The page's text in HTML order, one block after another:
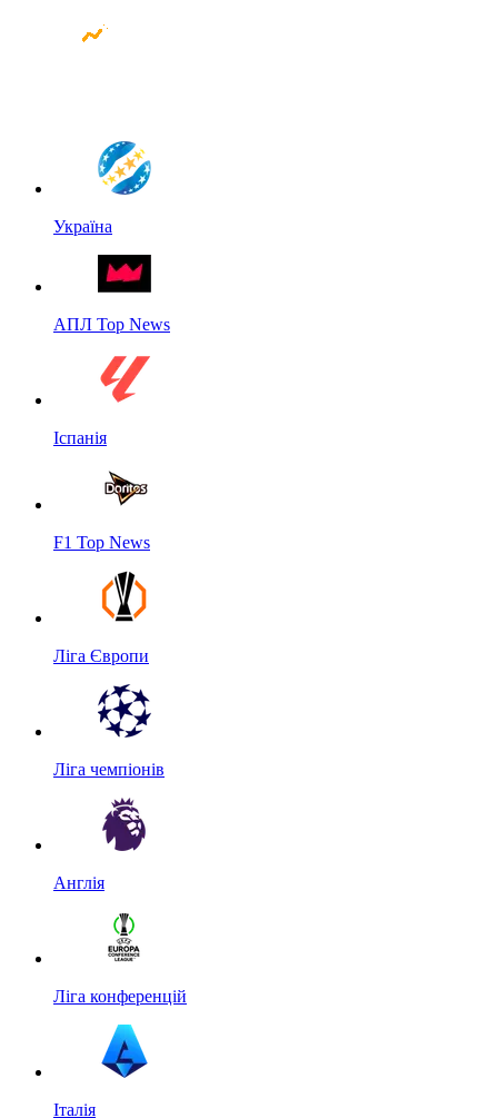
Україна
АПЛ Top News
Іспанія
F1 Top News
Ліга Європи
Ліга чемпіонів
Англія
Ліга конференцій
Італія